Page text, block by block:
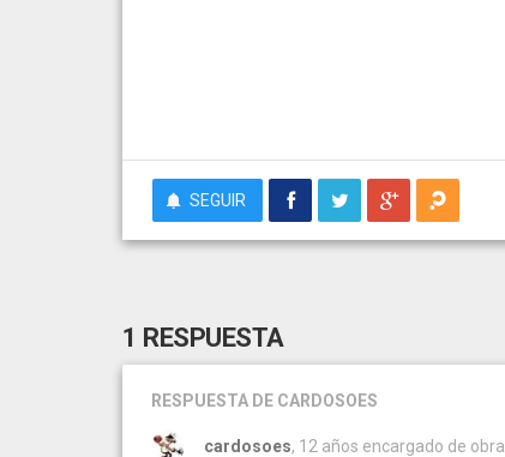
SEGUIR
1 RESPUESTA
RESPUESTA DE CARDOSOES
cardosoes, 12 años encargado de